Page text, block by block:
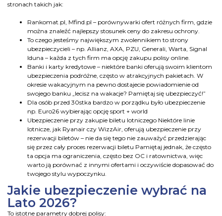
stronach takich jak:
Rankomat.pl, Mfind.pl – porównywarki ofert różnych firm, gdzie
można znaleźć najlepszy stosunek ceny do zakresu ochrony.
To czego jesteśmy największym zwolennikiem to strony
ubezpieczycieli – np. Allianz, AXA, PZU, Generali, Warta, Signal
Iduna – każda z tych firm ma opcję zakupu polisy online.
Banki i karty kredytowe – niektóre banki oferują swoim klientom
ubezpieczenia podróżne, często w atrakcyjnych pakietach. W
okresie wakacyjnym na pewno dostajecie powiadomienie od
swojego banku „lecisz na wakacje? Pamiętaj się ubezpieczyć!”
Dla osób przed 30stka bardzo w porządku było ubezpieczenie
np. Euro26 wybierając opcję sport + world
Ubezpieczenie przy zakupie biletu lotniczego Niektóre linie
lotnicze, jak Ryanair czy WizzAir, oferują ubezpieczenie przy
rezerwacji biletów – nie da się tego nie zauważyć przedzierając
się przez cały proces rezerwacji biletu Pamiętaj jednak, że często
ta opcja ma ograniczenia, często bez OC i ratownictwa, więc
warto ją porównać z innymi ofertami i oczywiście dopasować do
twojego stylu wypoczynku.
Jakie ubezpieczenie wybrać na
Lato 2026?
To istotne parametry dobrej polisy: